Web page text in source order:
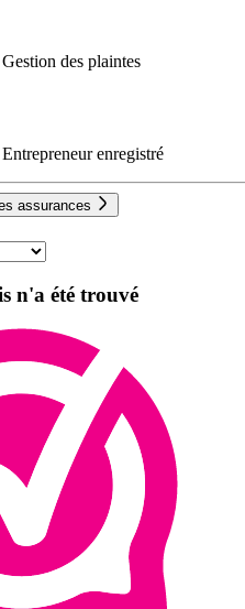
Gestion des plaintes
Entrepreneur enregistré
assurances
n'a été trouvé